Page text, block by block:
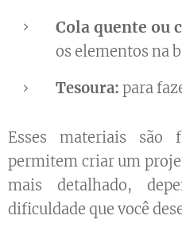
Cola quente ou
os elementos na
Tesoura: para
Esses materiais são
permitem criar um
mais detalhado,
dificuldade que você